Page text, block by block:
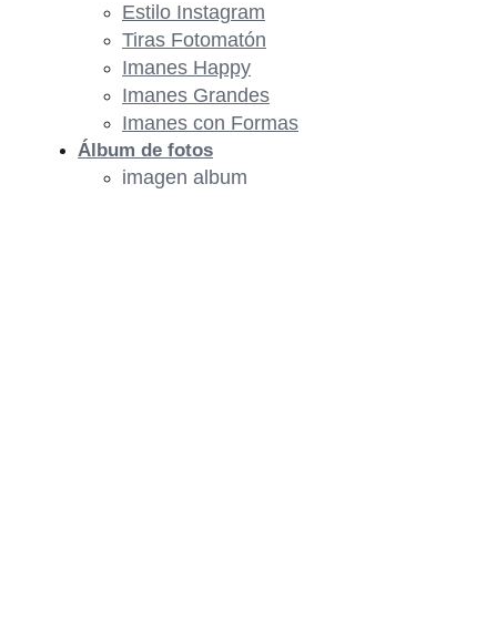
Estilo Instagram
Tiras Fotomatón
Imanes Happy
Imanes Grandes
Imanes con Formas
Álbum de fotos
imagen album